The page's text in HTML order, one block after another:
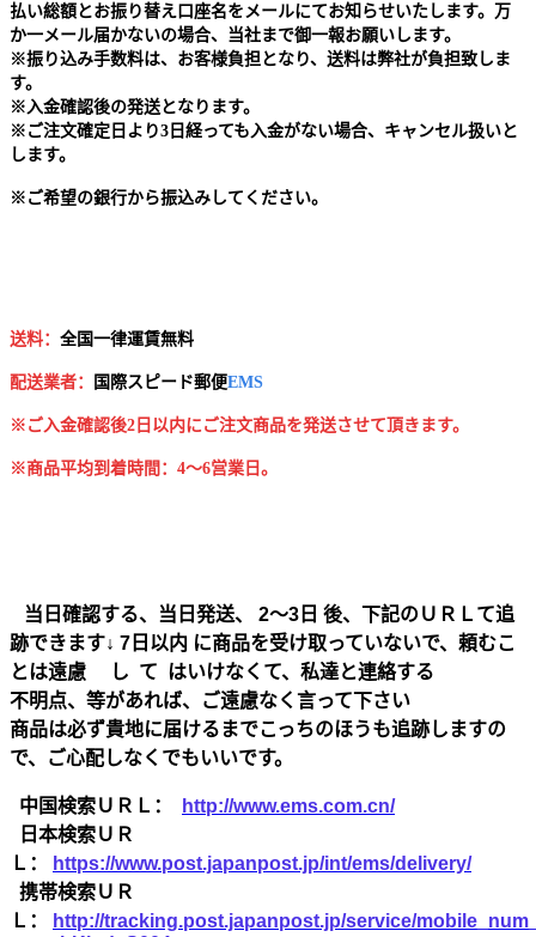
払い総額とお振り替え口座名をメールにてお知らせいたします。万
か一メール届かないの場合、当社まで御一報お願いします。
※振り込み手数料は、お客様負担となり、送料は弊社が負担致しま
す。
※ 入金確認後の発送となります。
※ ご注文確定日より3日経っても入金がない場合、キャンセル扱いと
します。
※ ご希望の銀行から振込みしてください。
送料： 全国一律運賃無料
配送業者： 国 際スピード郵便EMS
※ご入金確認後2日以内にご注文商品を発送させて頂きます。
※商品平均到着時間：4～6営業日。
当日確認する、当日発送、 2～3日 後、下記のＵＲＬて追
跡できます↓ 7日以内 に商品を受け取っていないで、頼むこ
とは遠慮 し て はいけなくて、私達と連絡する
不明点、等があれば、ご遠慮なく言って下さい
商品は必ず貴地に届けるまでこっちのほうも追跡しますの
で、ご心配しなくでもいいです。
中国検索ＵＲＬ：
http://www.ems.com.cn/
日本検索ＵＲ
Ｌ：
https://www.post.japanpost.jp/int/ems/delivery/
携帯検索ＵＲ
Ｌ：
http://tracking.post.japanpost.jp/service/